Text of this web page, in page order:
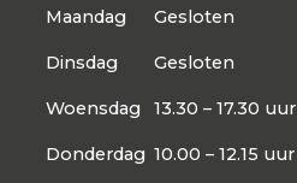
Maandag Gesloten
Dinsdag Gesloten
Woensdag 13.30 – 17.30 uur
Donderdag 10.00 – 12.15 uur